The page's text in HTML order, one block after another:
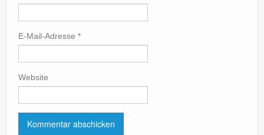
E-Mail-Adresse *
Website